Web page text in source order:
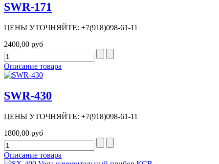
SWR-171
ЦЕНЫ УТОЧНЯЙТЕ: +7(918)098-61-11
2400,00 руб
Описание товара
SWR-430
ЦЕНЫ УТОЧНЯЙТЕ: +7(918)098-61-11
1800,00 руб
Описание товара